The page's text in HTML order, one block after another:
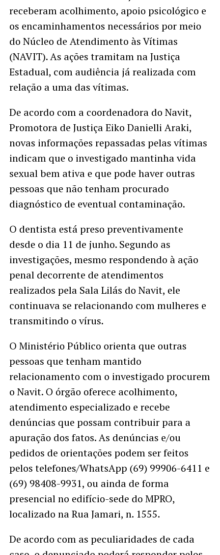
receberam acolhimento, apoio psicológico e
os encaminhamentos necessários por meio
do Núcleo de Atendimento às Vítimas
(NAVIT). As ações tramitam na Justiça
Estadual, com audiência já realizada com
relação a uma das vítimas.
De acordo com a coordenadora do Navit,
Promotora de Justiça Eiko Danielli Araki,
novas informações repassadas pelas vítimas
indicam que o investigado mantinha vida
sexual bem ativa e que pode haver outras
pessoas que não tenham procurado
diagnóstico de eventual contaminação.
O dentista está preso preventivamente
desde o dia 11 de junho. Segundo as
investigações, mesmo respondendo à ação
penal decorrente de atendimentos
realizados pela Sala Lilás do Navit, ele
continuava se relacionando com mulheres e
transmitindo o vírus.
O Ministério Público orienta que outras
pessoas que tenham mantido
relacionamento com o investigado procurem
o Navit. O órgão oferece acolhimento,
atendimento especializado e recebe
denúncias que possam contribuir para a
apuração dos fatos. As denúncias e/ou
pedidos de orientações podem ser feitos
pelos telefones/WhatsApp (69) 99906-6411 e
(69) 98408-9931, ou ainda de forma
presencial no edifício-sede do MPRO,
localizado na Rua Jamari, n. 1555.
De acordo com as peculiaridades de cada